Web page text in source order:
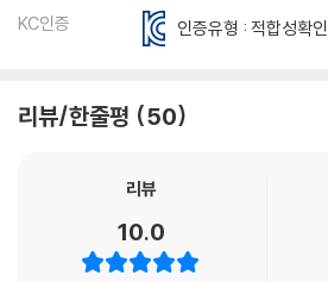
KC인증
인증유형 : 적합성확인
리뷰/한줄평 50
리뷰
10.0